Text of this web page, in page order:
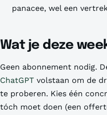
panacee, wel een
Wat je deze
Geen abonnement nodig.
ChatGPT volstaan om de
te proberen. Kies één
tóch moet doen (een